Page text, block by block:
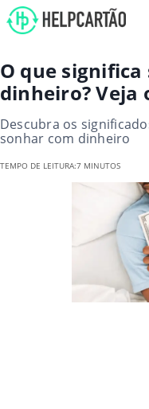
O que
dinheiro? Veja
Descubra os
sonhar com dinheiro
TEMPO DE LEITURA:7 MINUTOS